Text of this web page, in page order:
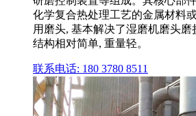
化学复合热处理工艺的金属材料
用磨头, 基本解决了湿磨机磨头
结构相对简单, 重量轻。
联系电话: 180 3780 8511